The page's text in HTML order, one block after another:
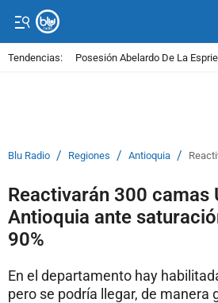
Tendencias: Posesión Abelardo De La
Blu Radio / Regiones / Antioquia /
Reactivarán 300 camas
Antioquia ante
90%
En el departamento hay
pero se podría llegar, de manera